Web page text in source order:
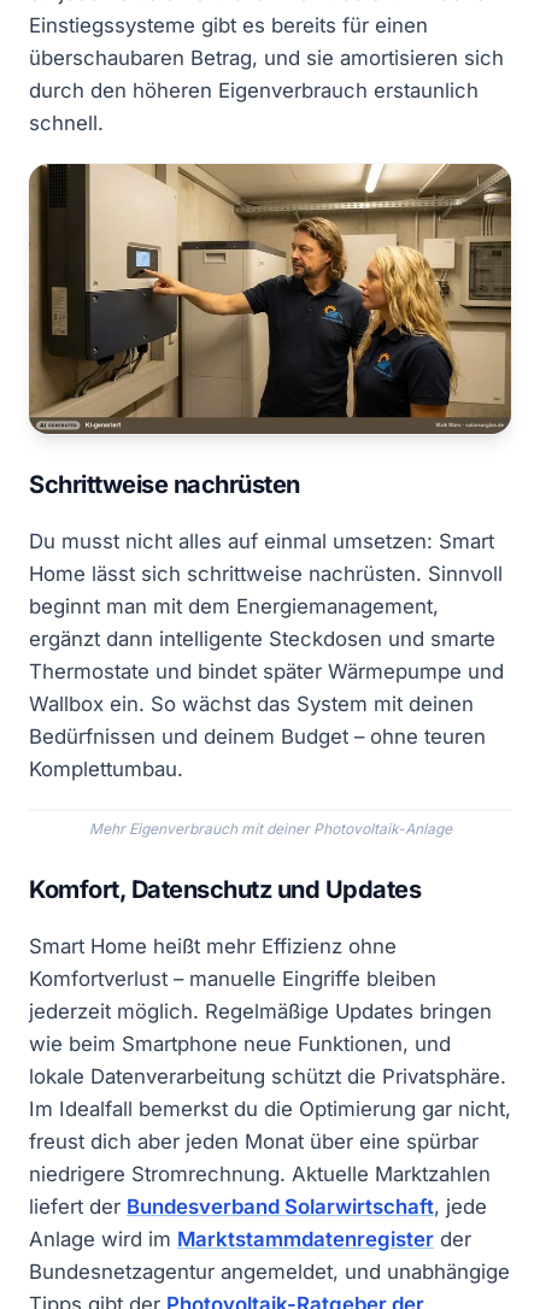
Einstiegssysteme gibt es bereits für einen
überschaubaren Betrag, und sie amortisieren sich
durch den höheren Eigenverbrauch erstaunlich
schnell.
Schrittweise nachrüsten
Du musst nicht alles auf einmal umsetzen: Smart
Home lässt sich schrittweise nachrüsten. Sinnvoll
beginnt man mit dem Energiemanagement,
ergänzt dann intelligente Steckdosen und smarte
Thermostate und bindet später Wärmepumpe und
Wallbox ein. So wächst das System mit deinen
Bedürfnissen und deinem Budget – ohne teuren
Komplettumbau.
Mehr Eigenverbrauch mit deiner Photovoltaik-Anlage
Komfort, Datenschutz und Updates
Smart Home heißt mehr Effizienz ohne
Komfortverlust – manuelle Eingriffe bleiben
jederzeit möglich. Regelmäßige Updates bringen
wie beim Smartphone neue Funktionen, und
lokale Datenverarbeitung schützt die Privatsphäre.
Im Idealfall bemerkst du die Optimierung gar nicht,
freust dich aber jeden Monat über eine spürbar
niedrigere Stromrechnung. Aktuelle Marktzahlen
liefert der Bundesverband Solarwirtschaft, jede
Anlage wird im Marktstammdatenregister der
Bundesnetzagentur angemeldet, und unabhängige
Tipps gibt der Photovoltaik-Ratgeber der